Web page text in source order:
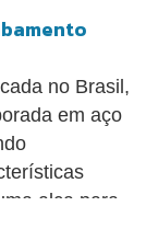
no Brasil,
em aço
alça para
impede o